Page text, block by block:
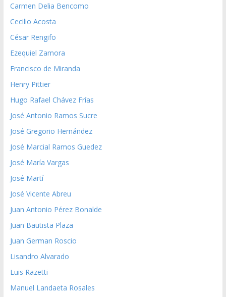
Carmen Delia Bencomo
Cecilio Acosta
César Rengifo
Ezequiel Zamora
Francisco de Miranda
Henry Pittier
Hugo Rafael Chávez Frías
José Antonio Ramos Sucre
José Gregorio Hernández
José Marcial Ramos Guedez
José María Vargas
José Martí
José Vicente Abreu
Juan Antonio Pérez Bonalde
Juan Bautista Plaza
Juan German Roscio
Lisandro Alvarado
Luis Razetti
Manuel Landaeta Rosales